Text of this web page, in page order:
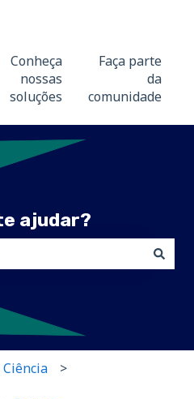
submenu para traduções
Conheça
nossas
soluções
Faça parte
da
comunidade
ajudar?
o campo de pesquisa está